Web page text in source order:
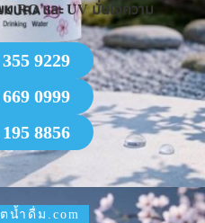
RO และ UV มั่นใจความ
9229
0999
8856
น้ำดื่ม.com